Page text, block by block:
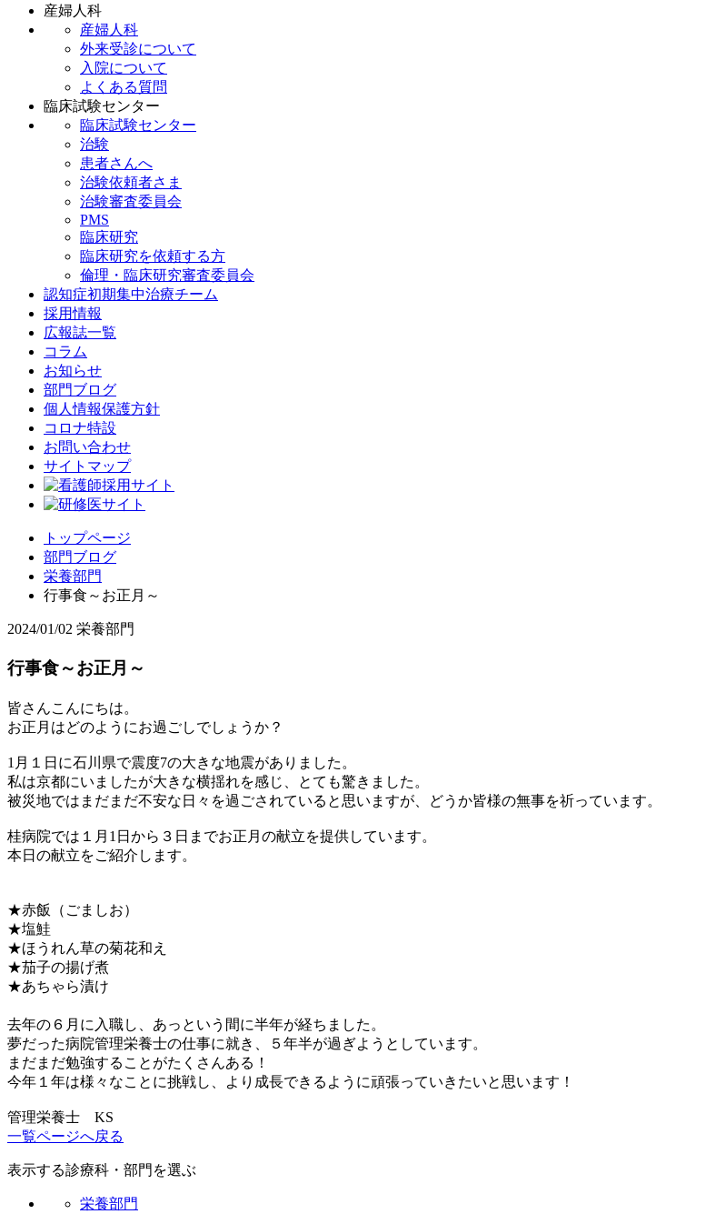
産婦人科
産婦人科
外来受診について
入院について
よくある質問
臨床試験センター
臨床試験センター
治験
患者さんへ
治験依頼者さま
治験審査委員会
PMS
臨床研究
臨床研究を依頼する方
倫理・臨床研究審査委員会
認知症初期集中治療チーム
採用情報
広報誌一覧
コラム
お知らせ
部門ブログ
個人情報保護方針
コロナ特設
お問い合わせ
サイトマップ
トップページ
部門ブログ
栄養部門
行事食～お正月～
2024/01/02 栄養部門
行事食～お正月～
皆さんこんにちは。
お正月はどのようにお過ごしでしょうか？
1月１日に石川県で震度7の大きな地震がありました。
私は京都にいましたが大きな横揺れを感じ、とても驚きました。
被災地ではまだまだ不安な日々を過ごされていると思いますが、どうか皆様の無事を祈っています。
桂病院では１月1日から３日までお正月の献立を提供しています。
本日の献立をご紹介します。
★赤飯（ごましお）
★塩鮭
★ほうれん草の菊花和え
★茄子の揚げ煮
★あちゃら漬け
去年の６月に入職し、あっという間に半年が経ちました。
夢だった病院管理栄養士の仕事に就き、５年半が過ぎようとしています。
まだまだ勉強することがたくさんある！
今年１年は様々なことに挑戦し、より成長できるように頑張っていきたいと思います！
管理栄養士 KS
一覧ページへ戻る
表示する診療科・部門を選ぶ
栄養部門